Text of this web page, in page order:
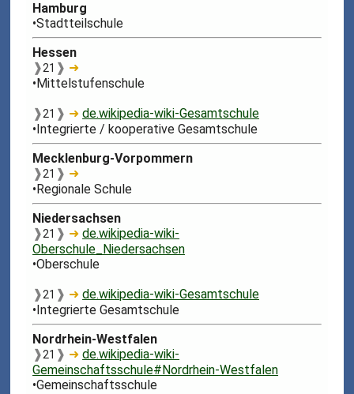
Hamburg
•Stadtteilschule
Hessen
❱21 ❱ ➜
•Mittelstufenschule
❱21 ❱ ➜de.wikipedia-wiki-Gesamtschule
•Integrierte / kooperative Gesamtschule
Mecklenburg-Vorpommern
❱21 ❱ ➜
•Regionale Schule
Niedersachsen
❱21 ❱ ➜de.wikipedia-wiki-
Oberschule_Niedersachsen
•Oberschule
❱21 ❱ ➜de.wikipedia-wiki-Gesamtschule
•Integrierte Gesamtschule
Nordrhein-Westfalen
❱21 ❱ ➜de.wikipedia-wiki-
Gemeinschaftsschule#Nordrhein-Westfalen
•Gemeinschaftsschule